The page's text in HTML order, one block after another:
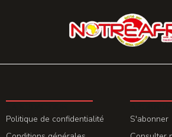
Politique de confidentialité
S'abonner